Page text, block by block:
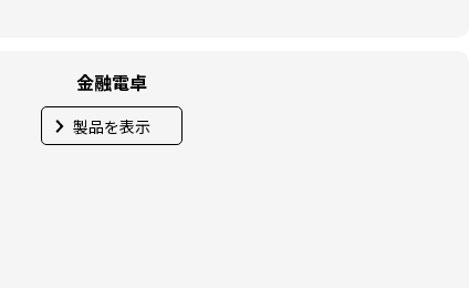
金融電卓
製品を表示